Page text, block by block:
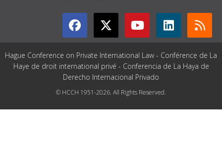
Hague Conference on Private International Law - Conférence de La
Haye de droit international privé - Conferencia de La Haya de
Derecho Internacional Privado
© HCCH 1951-2026. All Rights Reserved.